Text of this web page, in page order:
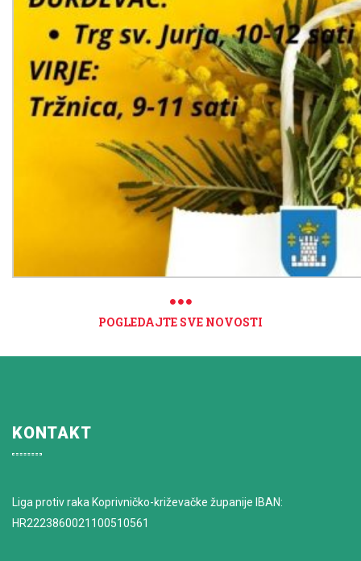
POGLEDAJTE SVE NOVOSTI
KONTAKT
Liga protiv raka Koprivničko-križevačke županije IBAN:
HR2223860021100510561